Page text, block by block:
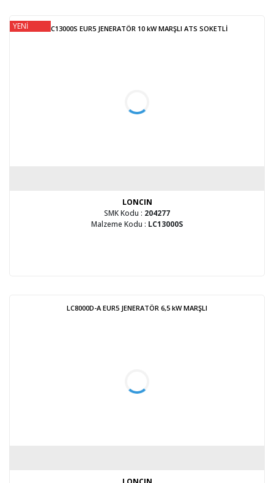
YENİ LC13000S EUR5 JENERATÖR 10 kW MARŞLI ATS SOKETLİ
LONCIN
SMK Kodu : 204277
Malzeme Kodu : LC13000S
LC8000D-A EUR5 JENERATÖR 6,5 kW MARŞLI